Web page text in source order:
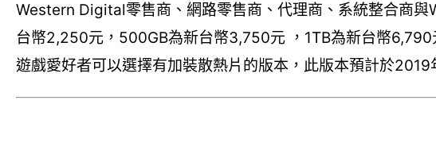
Western Digital零售商、網路零售商、代理商、系統整合商
台幣2,250元，500GB為新台幣3,750元 ，1TB為新台幣
遊戲愛好者可以選擇有加裝散熱片的版本，此版本預計於2019